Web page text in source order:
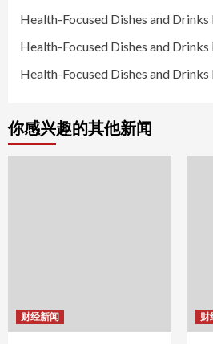
Health-Focused Dishes and
Health-Focused Dishes and
Health-Focused Dishes and
你感兴趣的其他新闻
财经新闻 财